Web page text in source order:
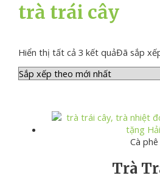
trà trái cây
Hiển thị tất cả 3 kết quảĐã sắp
Cà
Trà